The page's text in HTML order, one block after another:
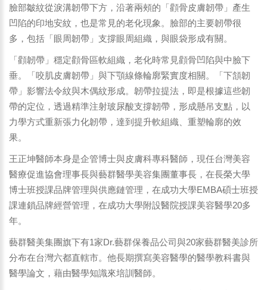
臉部皺紋從淚溝韌帶下方，沿著兩頰的「顴骨皮膚韌帶」產生
凹陷的印地安紋，也是常見的老化現象。臉部的主要韌帶很
多，包括「眼周韌帶」支撐眼周組織，與眼袋形成有關。
「顴韌帶」穩定顴骨區軟組織，老化時常見顴骨凹陷與中臉下
垂。「咬肌皮膚韌帶」與下顎線條輪廓緊實度相關。「下頷韌
帶」影響法令紋與木偶紋形成。韌帶拉提法，即是根據這些韌
帶的定位，透過精準注射玻尿酸支撐韌帶，形成懸吊支點，以
力學方式重新張力化韌帶，達到提升軟組織、重塑輪廓的效
果。
王正坤醫師本身是企管博士與皮膚科專科醫師，現任台灣美容
醫療促進協會理事長與藝群醫學美容集團董事長，在長榮大學
博士班授課品牌管理與供應鏈管理，在成功大學EMBA碩士班授
課連鎖品牌經營管理，在成功大學附設醫院授課美容醫學20多
年。
藝群醫美集團旗下有1家Dr.藝群保養品公司與20家藝群醫美診所
分布在台灣六都直轄市。他長期撰寫美容醫學的醫學教科書與
醫學論文，藉由醫學知識來培訓醫師。